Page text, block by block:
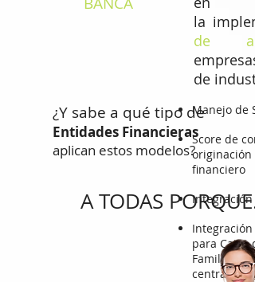
la
de
de
Manejo de
Score de
originación
financiero
para Cajas
Familiar
centrales
¿Y sabe a qué tipo de
Entidades Financieras
aplican estos modelos?
A TODAS PORQUE...